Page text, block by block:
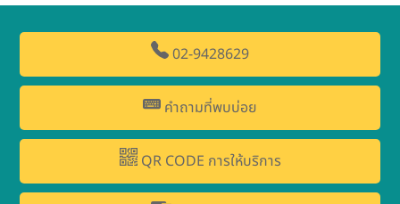
02-9428629
คำถามที่พบบ่อย
QR CODE การให้บริการ